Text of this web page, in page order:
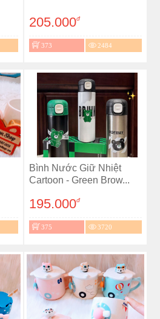
205.000đ
373 2484
Bình Nước Giữ Nhiệt
Cartoon - Green Brow...
195.000đ
375 3720